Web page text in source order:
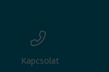
Kapcsolat